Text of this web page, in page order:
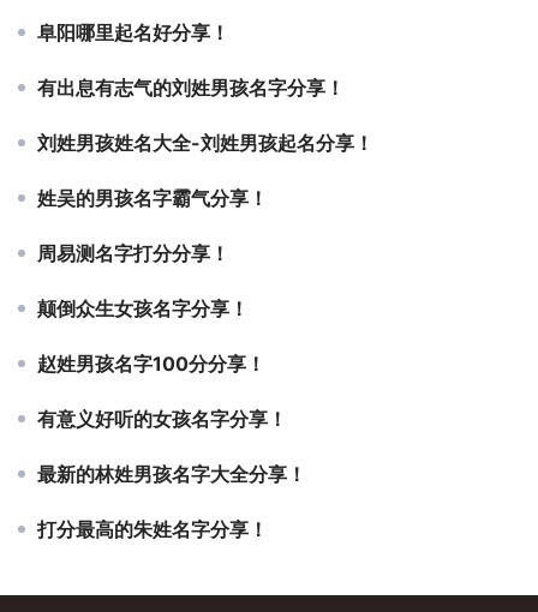
阜阳哪里起名好分享！
有出息有志气的刘姓男孩名字分享！
刘姓男孩姓名大全-刘姓男孩起名分享！
姓吴的男孩名字霸气分享！
周易测名字打分分享！
颠倒众生女孩名字分享！
赵姓男孩名字100分分享！
有意义好听的女孩名字分享！
最新的林姓男孩名字大全分享！
打分最高的朱姓名字分享！